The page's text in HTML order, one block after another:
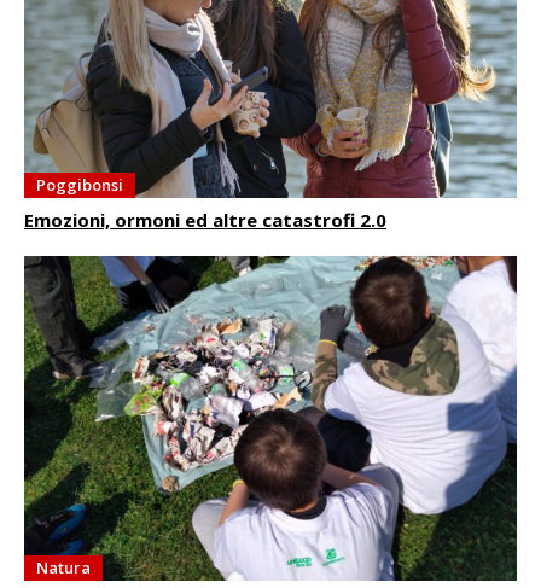
Poggibonsi
Emozioni, ormoni ed altre catastrofi 2.0
Natura